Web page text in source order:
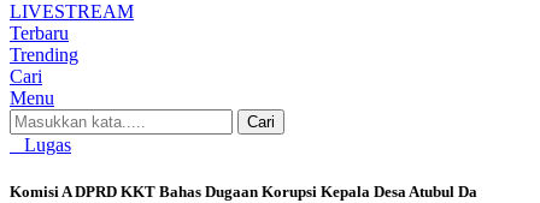
LIVESTREAM
Terbaru
Trending
Cari
Menu
Cari
Lugas
Komisi A DPRD KKT Bahas Dugaan Korupsi Kepala Desa Atubul Da